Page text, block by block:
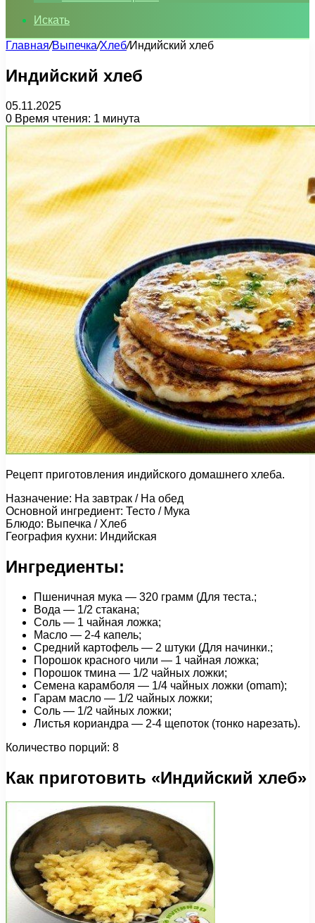
Искать
Главная/Выпечка/Хлеб/Индийский хлеб
Индийский хлеб
05.11.2025
0 Время чтения: 1 минута
Рецепт приготовления индийского домашнего хлеба.
Назначение: На завтрак / На обед
Основной ингредиент: Тесто / Мука
Блюдо: Выпечка / Хлеб
География кухни: Индийская
Ингредиенты:
Пшеничная мука — 320 грамм (Для теста.;
Вода — 1/2 стакана;
Соль — 1 чайная ложка;
Масло — 2-4 капель;
Средний картофель — 2 штуки (Для начинки.;
Порошок красного чили — 1 чайная ложка;
Порошок тмина — 1/2 чайных ложки;
Семена карамболя — 1/4 чайных ложки (omam);
Гарам масло — 1/2 чайных ложки;
Соль — 1/2 чайных ложки;
Листья кориандра — 2-4 щепоток (тонко нарезать).
Количество порций: 8
Как приготовить «Индийский хлеб»